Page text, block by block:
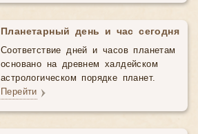
Планетарный день и час сегодня
Соответствие дней и часов планетам
основано на древнем халдейском
астрологическом порядке планет.
Перейти